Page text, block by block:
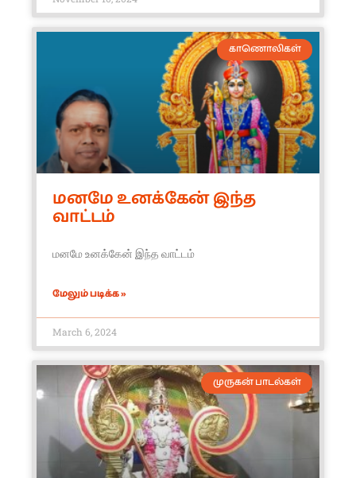
காணொலிகள்
மனமே உனக்கேன் இந்த
வாட்டம்
மனமே உனக்கேன் இந்த வாட்டம்
மேலும் படிக்க »
March 6, 2024
முருகன் பாடல்கள்